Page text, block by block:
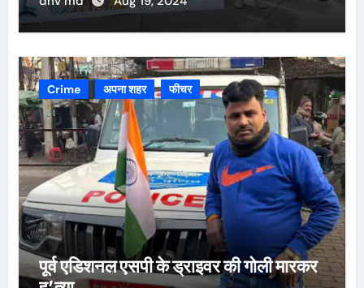
Crime अपना शहर फीचर
पूर्व एडिशनल एसपी के ड्राइवर की गोली मारकर